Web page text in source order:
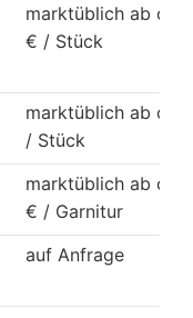
marktüblich ab ca.
€ / Stück
marktüblich ab ca.
/ Stück
marktüblich ab ca.
€ / Garnitur
auf Anfrage